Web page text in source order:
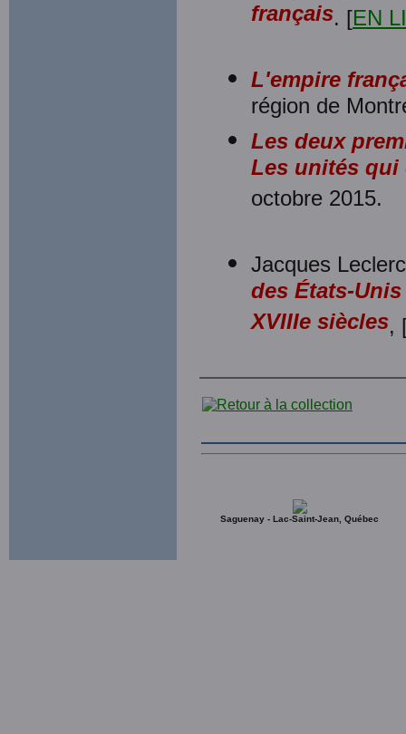
français. [EN
L'empire
région de
Les deux
Les unités
octobre 2015.
Jacques
des États-
XVIIIe siècles,
Saguenay - Lac-Saint-Jean, Québec